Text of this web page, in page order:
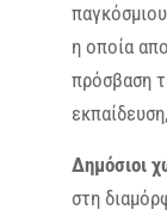
η οποία
πρόσβαση
Δημόσιοι
στη